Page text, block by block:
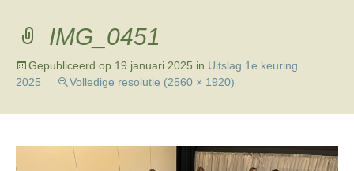
IMG_0451
Gepubliceerd op 19 januari 2025 in Uitslag 1e keuring
2025
Volledige resolutie (2560 × 1920)